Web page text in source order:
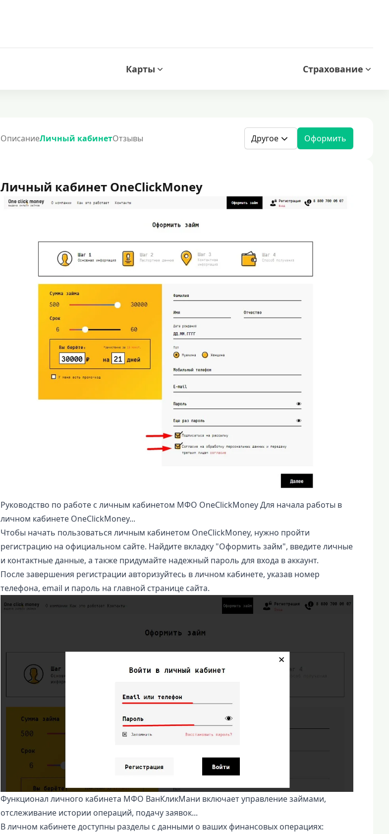
Карты Страхование
ОписаниеЛичный кабинетОтзывы Другое Оформить
Личный кабинет OneClickMoney
Руководство по работе с личным кабинетом МФО OneClickMoney Для начала работы в
личном кабинете OneClickMoney...
Чтобы начать пользоваться личным кабинетом OneClickMoney, нужно пройти
регистрацию на официальном сайте. Найдите вкладку "Оформить займ", введите личные
и контактные данные, а также придумайте надежный пароль для входа в аккаунт.
После завершения регистрации авторизуйтесь в личном кабинете, указав номер
телефона, email и пароль на главной странице сайта.
Функционал личного кабинета МФО ВанКликМани включает управление займами,
отслеживание истории операций, подачу заявок...
В личном кабинете доступны разделы с данными о ваших финансовых операциях: